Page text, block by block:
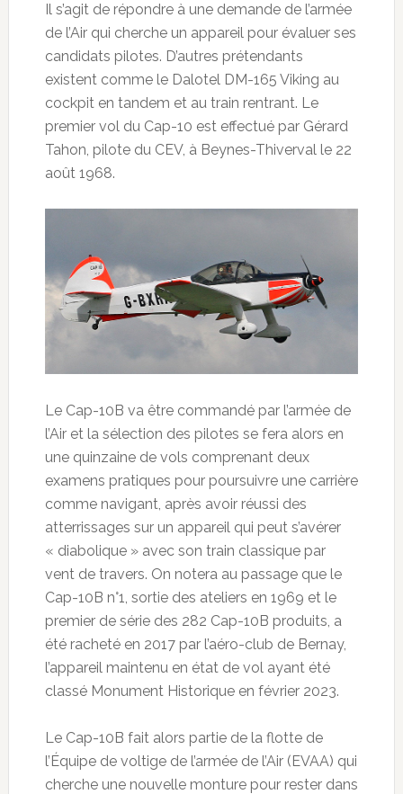
Il s’agit de répondre à une demande de l’armée
de l’Air qui cherche un appareil pour évaluer ses
candidats pilotes. D’autres prétendants
existent comme le Dalotel DM-165 Viking au
cockpit en tandem et au train rentrant. Le
premier vol du Cap-10 est effectué par Gérard
Tahon, pilote du CEV, à Beynes-Thiverval le 22
août 1968.
Le Cap-10B va être commandé par l’armée de
l’Air et la sélection des pilotes se fera alors en
une quinzaine de vols comprenant deux
examens pratiques pour poursuivre une carrière
comme navigant, après avoir réussi des
atterrissages sur un appareil qui peut s’avérer
« diabolique » avec son train classique par
vent de travers. On notera au passage que le
Cap-10B n°1, sortie des ateliers en 1969 et le
premier de série des 282 Cap-10B produits, a
été racheté en 2017 par l’aéro-club de Bernay,
l’appareil maintenu en état de vol ayant été
classé Monument Historique en février 2023.
Le Cap-10B fait alors partie de la flotte de
l’Équipe de voltige de l’armée de l’Air (EVAA) qui
cherche une nouvelle monture pour rester dans